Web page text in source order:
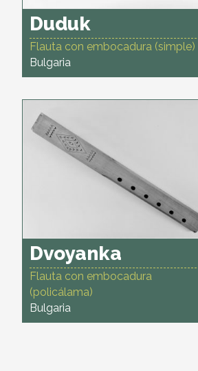
Duduk
Flauta con embocadura (simple)
Bulgaria
Dvoyanka
Flauta con embocadura
(policálama)
Bulgaria